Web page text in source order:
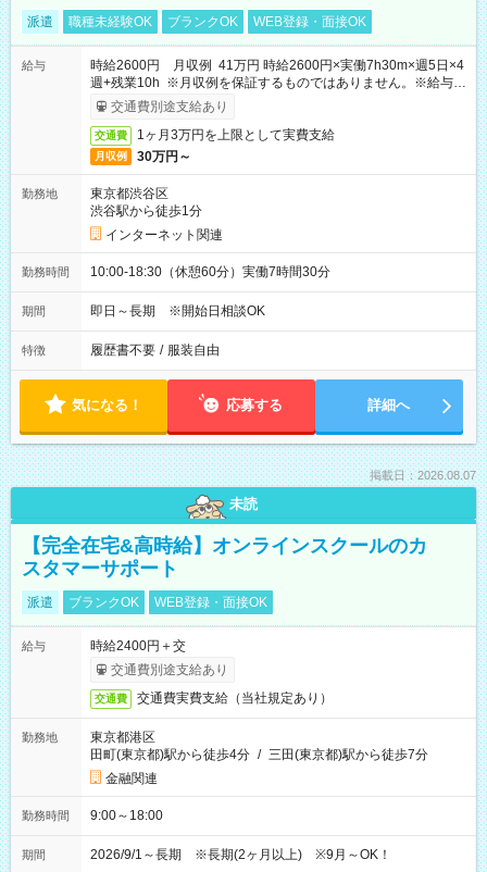
派遣 職種未経験OK ブランクOK WEB登録・面接OK
給与
時給2600円 月収例 41万円 時給2600円×実働7h30m×週5日×4
週+残業10h ※月収例を保証するものではありません。※給与即
受取りサービス利用可（利用条件有）
交通費別途支給あり
交通費 1ヶ月3万円を上限として実費支給
月収例 30万円～
勤務地
東京都渋谷区
渋谷駅から徒歩1分
インターネット関連
勤務時間 10:00-18:30（休憩60分）実働7時間30分
期間 即日～長期 ※開始日相談OK
特徴 履歴書不要 / 服装自由
気になる！ 応募する 詳細へ
掲載日：2026.08.07
未読
【完全在宅&高時給】オンラインスクールのカ
スタマーサポート
派遣 ブランクOK WEB登録・面接OK
給与
時給2400円＋交
交通費別途支給あり
交通費 交通費実費支給（当社規定あり）
勤務地
東京都港区
田町(東京都)駅から徒歩4分 / 三田(東京都)駅から徒歩7分
金融関連
勤務時間 9:00～18:00
期間 2026/9/1～長期 ※長期(2ヶ月以上) ※9月～OK！